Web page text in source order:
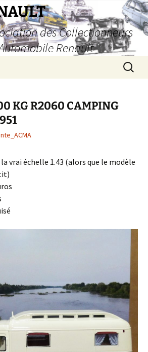
des Collectionneurs
Renault
KG R2060 CAMPING
vrai échelle 1.43 (alors que le modèle